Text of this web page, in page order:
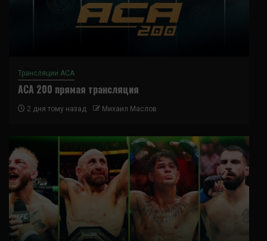
Трансляции ACA
ACA 200 прямая трансляция
2 дня тому назад Михаил Маслов